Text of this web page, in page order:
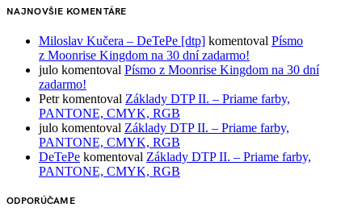
NAJNOVŠIE KOMENTÁRE
Miloslav Kučera – DeTePe [dtp] komentoval Písmo
z Moonrise Kingdom na 30 dní zadarmo!
julo komentoval Písmo z Moonrise Kingdom na 30 dní
zadarmo!
Petrkomentoval Základy DTP II. – Priame farby,
PANTONE, CMYK, RGB
julo komentoval Základy DTP II. – Priame farby,
PANTONE, CMYK, RGB
DeTePe komentoval Základy DTP II. – Priame farby,
PANTONE, CMYK, RGB
ODPORÚČAME